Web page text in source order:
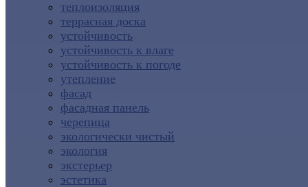
теплоизоляция
террасная доска
устойчивость
устойчивость к влаге
устойчивость к погоде
утепление
фасад
фасадная панель
черепица
экологически чистый
экология
экстерьер
эстетика